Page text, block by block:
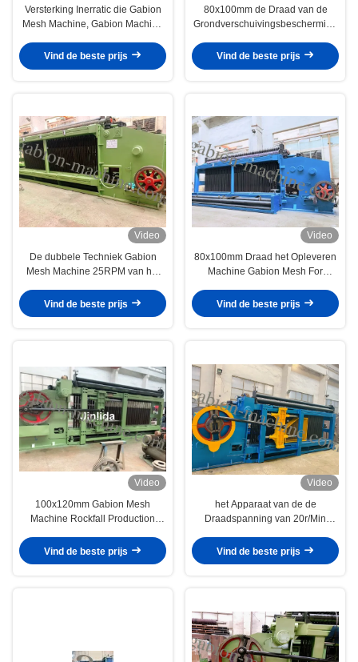
Versterking Inerratic die Gabion
Mesh Machine, Gabion Machine
Vind de beste prijs
80x100mm de Draad van de
Grondverschuivingsbescherming
overbelasting beschermt
Vind de beste prijs
Video
De dubbele Techniek Gabion
Mesh Machine 25RPM van het
Vind de beste prijs
Video
80x100mm Draad het Opleveren
Machine Gabion Mesh For
Vind de beste prijs
Video
100x120mm Gabion Mesh
Machine Rockfall Production
Vind de beste prijs
Video
het Apparaat van de de
Draadspanning van 20r/Min
With
Vind de beste prijs